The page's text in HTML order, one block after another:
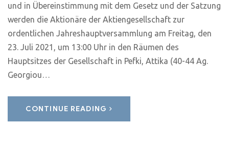
und in Übereinstimmung mit dem Gesetz und der Satzung
werden die Aktionäre der Aktiengesellschaft zur
ordentlichen Jahreshauptversammlung am Freitag, den
23. Juli 2021, um 13:00 Uhr in den Räumen des
Hauptsitzes der Gesellschaft in Pefki, Attika (40-44 Ag.
Georgiou…
CONTINUE READING